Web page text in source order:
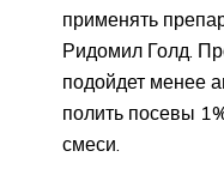
применять
Ридомил Голд.
подойдет менее
полить посевы
смеси.